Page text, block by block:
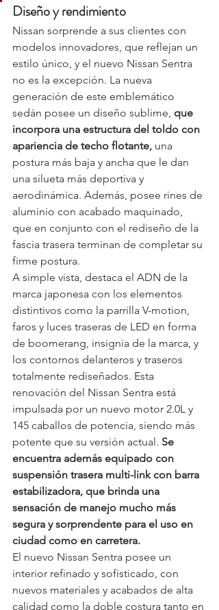
Diseño y rendimiento
Nissan sorprende a sus clientes con
modelos innovadores, que reflejan un
estilo único, y el nuevo Nissan Sentra
no es la excepción. La nueva
generación de este emblemático
sedán posee un diseño sublime, que
incorpora una estructura del toldo con
apariencia de techo flotante, una
postura más baja y ancha que le dan
una silueta más deportiva y
aerodinámica. Además, posee rines de
aluminio con acabado maquinado,
que en conjunto con el rediseño de la
fascia trasera terminan de completar su
firme postura.
A simple vista, destaca el ADN de la
marca japonesa con los elementos
distintivos como la parrilla V-motion,
faros y luces traseras de LED en forma
de boomerang, insignia de la marca, y
los contornos delanteros y traseros
totalmente rediseñados. Esta
renovación del Nissan Sentra está
impulsada por un nuevo motor 2.0L y
145 caballos de potencia, siendo más
potente que su versión actual. Se
encuentra además equipado con
suspensión trasera multi-link con barra
estabilizadora, que brinda una
sensación de manejo mucho más
segura y sorprendente para el uso en
ciudad como en carretera.
El nuevo Nissan Sentra posee un
interior refinado y sofisticado, con
nuevos materiales y acabados de alta
calidad como la doble costura tanto en